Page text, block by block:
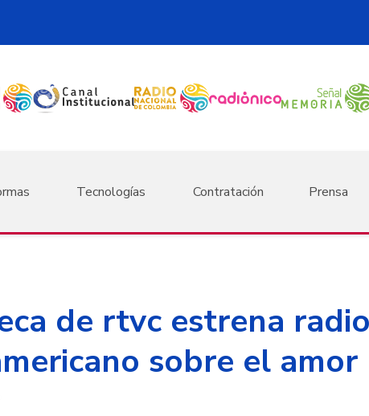
Tecnologías Contratación Prensa
de rtvc estrena
sobre el amor